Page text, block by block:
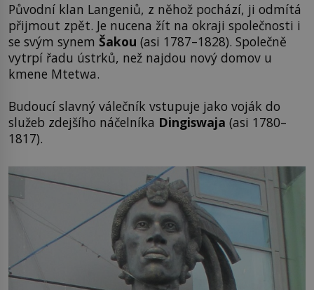
Původní klan Langeniů, z něhož pochází, ji odmítá
přijmout zpět. Je nucena žít na okraji společnosti i
se svým synem Šakou (asi 1787–1828). Společně
vytrpí řadu ústrků, než najdou nový domov u
kmene Mtetwa.
Budoucí slavný válečník vstupuje jako voják do
služeb zdejšího náčelníka Dingiswaja (asi 1780–
1817).